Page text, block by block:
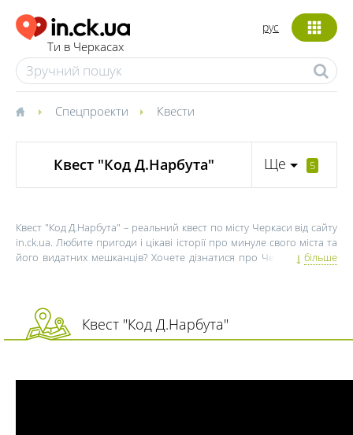
Ти в Черкасах
рус
Спецпроекти Квести
Квест "Код Д.Нарбута" Ще 5
Квест "Код Д.Нарбута" – реальний квест по місту Черкаси від сайту
in.ck.ua. Любите пригоди і цікаві історії про минуле свого міста та
його видатних мешканців? Хочете дізнатися про Черкаси багато
квести або сіті-квести – це можливість краще пізнати своє рідне
місто і отримати багато приємних емоцій від прогулянок,
сповнену таємними символами і знаками. Яке послання він
більше
Квест "Код Д.Нарбута"